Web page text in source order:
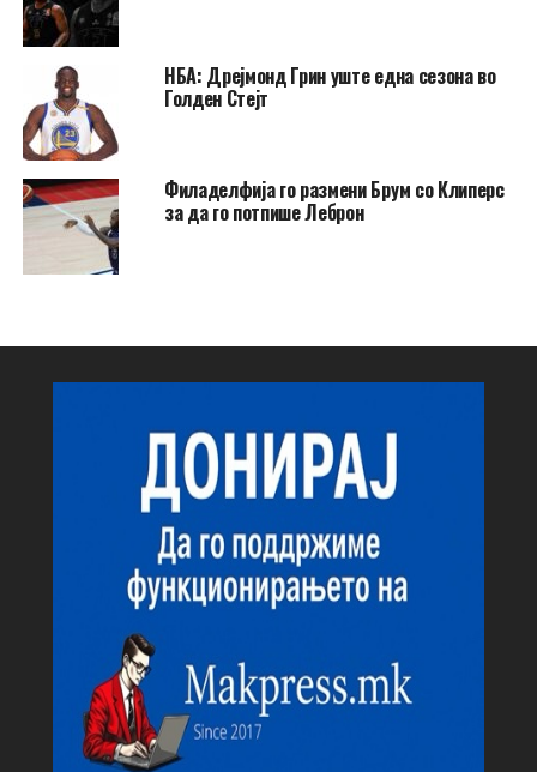
НБА: Дрејмонд Грин уште една сезона во
Голден Стејт
Филаделфија го размени Брум со Клиперс
за да го потпише Леброн